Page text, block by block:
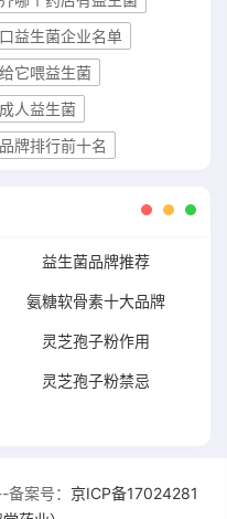
益生菌企业名单
它喂益生菌
人益生菌
牌排行前十名
益生菌品牌推荐
氨糖软骨素十大品牌
灵芝孢子粉作用
灵芝孢子粉禁忌
案号： 京ICP备17024281